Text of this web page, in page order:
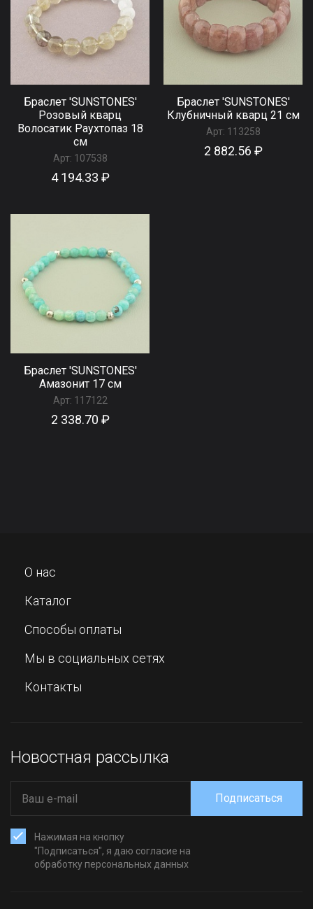
Браслет 'SUNSTONES'
Розовый кварц
Волосатик Раухтопаз 18
см
Арт: 107538
4 194.33 ₽
Браслет 'SUNSTONES'
Клубничный кварц 21 см
Арт: 113258
2 882.56 ₽
Браслет 'SUNSTONES'
Амазонит 17 см
Арт: 117122
2 338.70 ₽
О нас
Каталог
Способы оплаты
Мы в социальных сетях
Контакты
Новостная рассылка
Нажимая на кнопку
"Подписаться", я даю согласие на
обработку персональных данных
Подписаться